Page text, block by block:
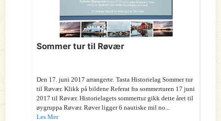
Sommer tur til Røvær
Den 17. juni 2017 arrangerte. Tasta Historielag Sommer tur
til Røvær. Klikk på bildene Referat fra sommerturen 17 juni
2017 til Røvær. Historielagets sommertur gikk dette året til
øygruppa Røvær. Røver ligger 6 nautiske mil no...
Les Mer